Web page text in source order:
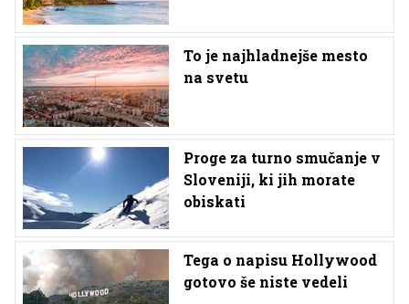
To je najhladnejše mesto
na svetu
Proge za turno smučanje v
Sloveniji, ki jih morate
obiskati
Tega o napisu Hollywood
gotovo še niste vedeli